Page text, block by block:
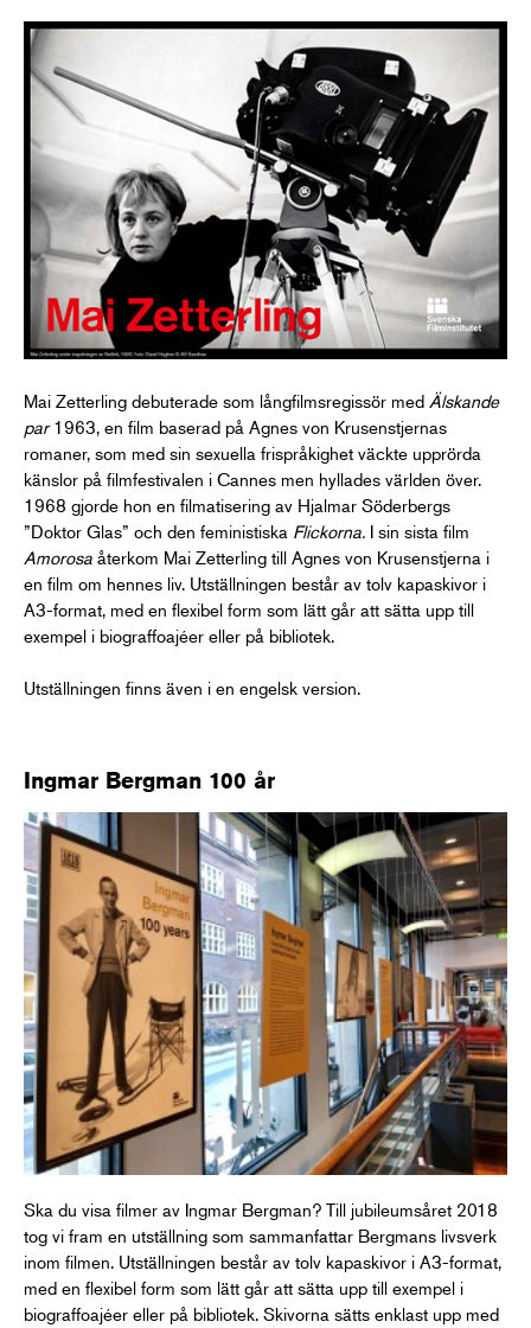
Mai Zetterling debuterade som långfilmsregissör med Älskande
par1963, en film baserad på Agnes von Krusenstjernas
romaner, som med sin sexuella frispråkighet väckte upprörda
känslor på filmfestivalen i Cannes men hyllades världen över.
1968 gjorde hon en filmatisering av Hjalmar Söderbergs
”Doktor Glas” och den feministiska Flickorna. I sin sista film
Amorosa återkom Mai Zetterling till Agnes von Krusenstjerna i
en film om hennes liv. Utställningen består av tolv kapaskivor i
A3-format, med en flexibel form som lätt går att sätta upp till
exempel i biograffoajéer eller på bibliotek.
Utställningen finns även i en engelsk version.
Ingmar Bergman 100 år
Ska du visa filmer av Ingmar Bergman? Till jubileumsåret 2018
tog vi fram en utställning som sammanfattar Bergmans livsverk
inom filmen. Utställningen består av tolv kapaskivor i A3-format,
med en flexibel form som lätt går att sätta upp till exempel i
biograffoajéer eller på bibliotek. Skivorna sätts enklast upp med